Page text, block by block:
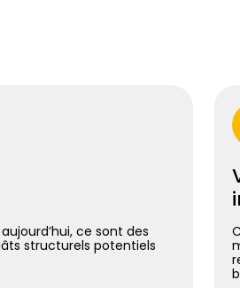
ce sont des
structurels potentiels